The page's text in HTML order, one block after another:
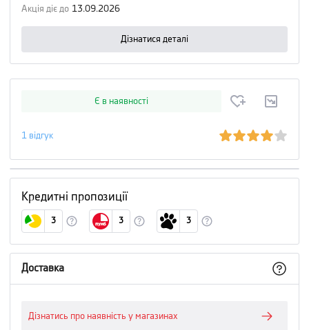
Акція діє до 13.09.2026
Дізнатися деталі
Є в наявності
1 відгук
Кредитні пропозиції
3 3 3
Доставка
Дізнатись про наявність у магазинах